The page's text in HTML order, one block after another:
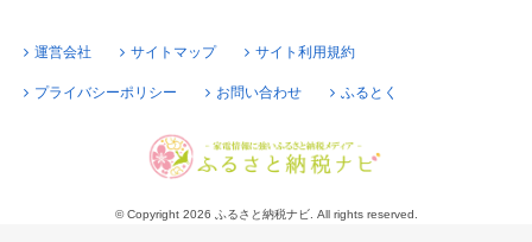
運営会社 サイトマップ サイト利用規約
プライバシーポリシー お問い合わせ ふるとく
© Copyright 2026 ふるさと納税ナビ. All rights reserved.